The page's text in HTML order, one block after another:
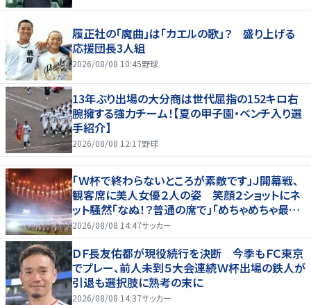
履正社の「魔曲」は「カエルの歌」？ 盛り上げる
応援団長3人組
2026/08/08 10:45野球
13年ぶり出場の大分商は世代屈指の152キロ右
腕擁する強力チーム！【夏の甲子園・ベンチ入り選
手紹介】
2026/08/08 12:17野球
「Ｗ杯で終わらないところが素敵です」Ｊ開幕戦、
観客席に美人女優２人の姿 笑顔２ショットにネ
ット騒然「なぬ！？普通の席で」「めちゃめちゃ最上
級に可愛すぎ」
2026/08/08 14:47サッカー
ＤＦ長友佑都が現役続行を決断 今季もＦＣ東京
でプレー、前人未到５大会連続Ｗ杯出場の鉄人が
引退も選択肢に熟考の末に
2026/08/08 14:37サッカー